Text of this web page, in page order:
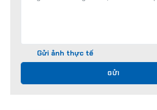
Gửi ảnh thực tế
GỬI